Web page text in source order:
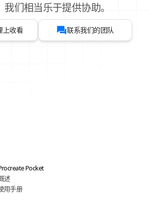
我们相当乐于提供协助。
上收看 联系我们的团队
Pocket
述
用手册